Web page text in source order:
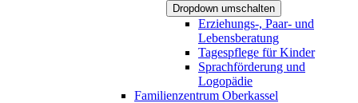
Dropdown umschalten
Erziehungs-, Paar- und
Lebensberatung
Tagespflege für Kinder
Sprachförderung und
Logopädie
Familienzentrum Oberkassel